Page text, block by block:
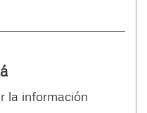
la información